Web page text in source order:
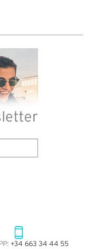
+34 663 34 44 55